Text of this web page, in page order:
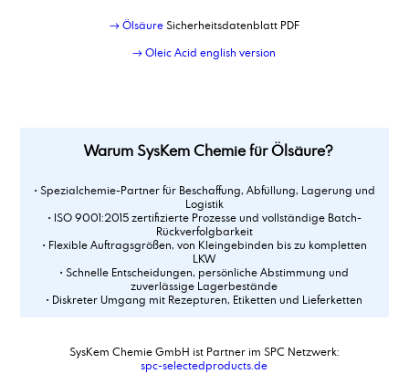
→ ÖlsäureSicherheitsdatenblatt PDF
→ Oleic Acid english version
Warum SysKem Chemie für Ölsäure?
• Spezialchemie-Partner für Beschaffung, Abfüllung, Lagerung und
Logistik
• ISO 9001:2015 zertifizierte Prozesse und vollständige Batch-
Rückverfolgbarkeit
• Flexible Auftragsgrößen, von Kleingebinden bis zu kompletten
LKW
• Schnelle Entscheidungen, persönliche Abstimmung und
zuverlässige Lagerbestände
• Diskreter Umgang mit Rezepturen, Etiketten und Lieferketten
SysKem Chemie GmbH ist Partner im SPC Netzwerk:
spc-selectedproducts.de